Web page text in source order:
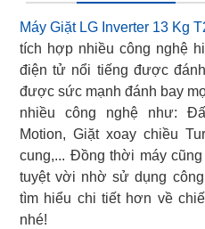
Máy Giặt LG Inverter 13 Kg
tích hợp nhiều công nghệ
điện tử nổi tiếng được
được sức mạnh đánh bay
nhiều công nghệ như:
Motion, Giặt xoay chiều
cung,... Đồng thời máy
tuyệt vời nhờ sử dụng công
tìm hiểu chi tiết hơn về
nhé!